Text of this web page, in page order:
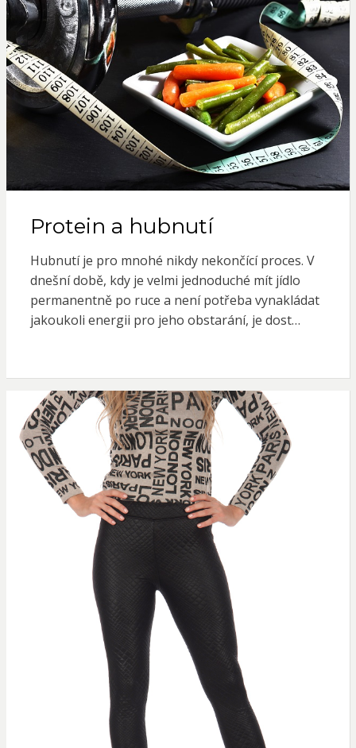
Protein a hubnutí
Hubnutí je pro mnohé nikdy nekončící proces. V
dnešní době, kdy je velmi jednoduché mít jídlo
permanentně po ruce a není potřeba vynakládat
jakoukoli energii pro jeho obstarání, je dost…